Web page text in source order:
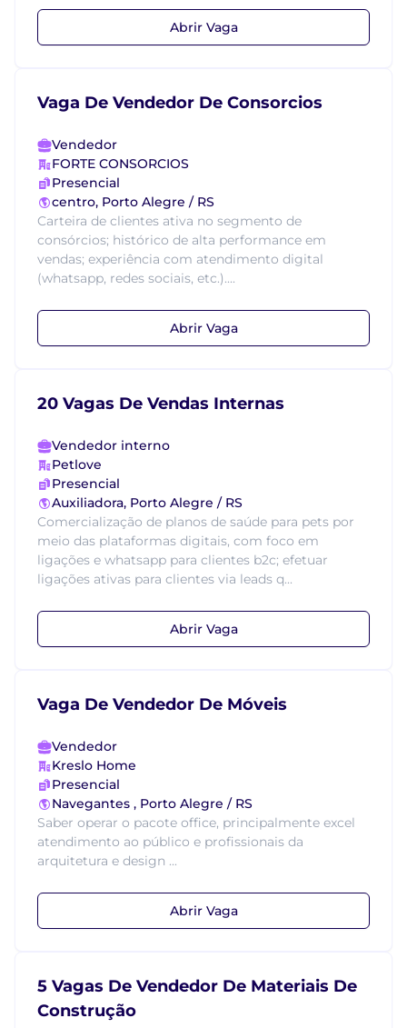
Abrir Vaga
Vaga De Vendedor De Consorcios
Vendedor
FORTE CONSORCIOS
Presencial
centro, Porto Alegre / RS
Carteira de clientes ativa no segmento de
consórcios; histórico de alta performance em
vendas; experiência com atendimento digital
(whatsapp, redes sociais, etc.)....
Abrir Vaga
20 Vagas De Vendas Internas
Vendedor interno
Petlove
Presencial
Auxiliadora, Porto Alegre / RS
Comercialização de planos de saúde para pets por
meio das plataformas digitais, com foco em
ligações e whatsapp para clientes b2c; efetuar
ligações ativas para clientes via leads q...
Abrir Vaga
Vaga De Vendedor De Móveis
Vendedor
Kreslo Home
Presencial
Navegantes , Porto Alegre / RS
Saber operar o pacote office, principalmente excel
atendimento ao público e profissionais da
arquitetura e design ...
Abrir Vaga
5 Vagas De Vendedor De Materiais De
Construção